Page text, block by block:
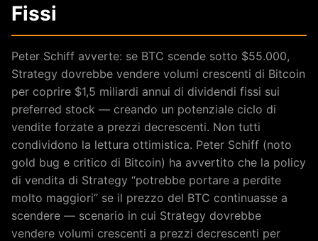
Fissi
Peter Schiff avverte: se BTC scende sotto $55.000,
Strategy dovrebbe vendere volumi crescenti di Bitcoin
per coprire $1,5 miliardi annui di dividendi fissi sui
preferred stock — creando un potenziale ciclo di
vendite forzate a prezzi decrescenti. Non tutti
condividono la lettura ottimistica. Peter Schiff (noto
gold bug e critico di Bitcoin) ha avvertito che la policy
di vendita di Strategy “potrebbe portare a perdite
molto maggiori” se il prezzo del BTC continuasse a
scendere — scenario in cui Strategy dovrebbe
vendere volumi crescenti a prezzi decrescenti per